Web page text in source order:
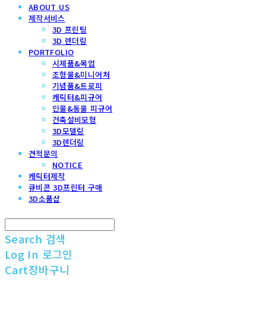
ABOUT US
제작서비스
3D 프린팅
3D 렌더링
PORTFOLIO
시제품&목업
조형물&미니어처
기념품&트로피
캐릭터&피규어
인물&동물 피규어
건축설비모형
3D모델링
3D렌더링
견적문의
NOTICE
캐릭터제작
큐비콘 3D프린터 구매
3D소품샵
Search 검색
Log In 로그인
Cart장바구니